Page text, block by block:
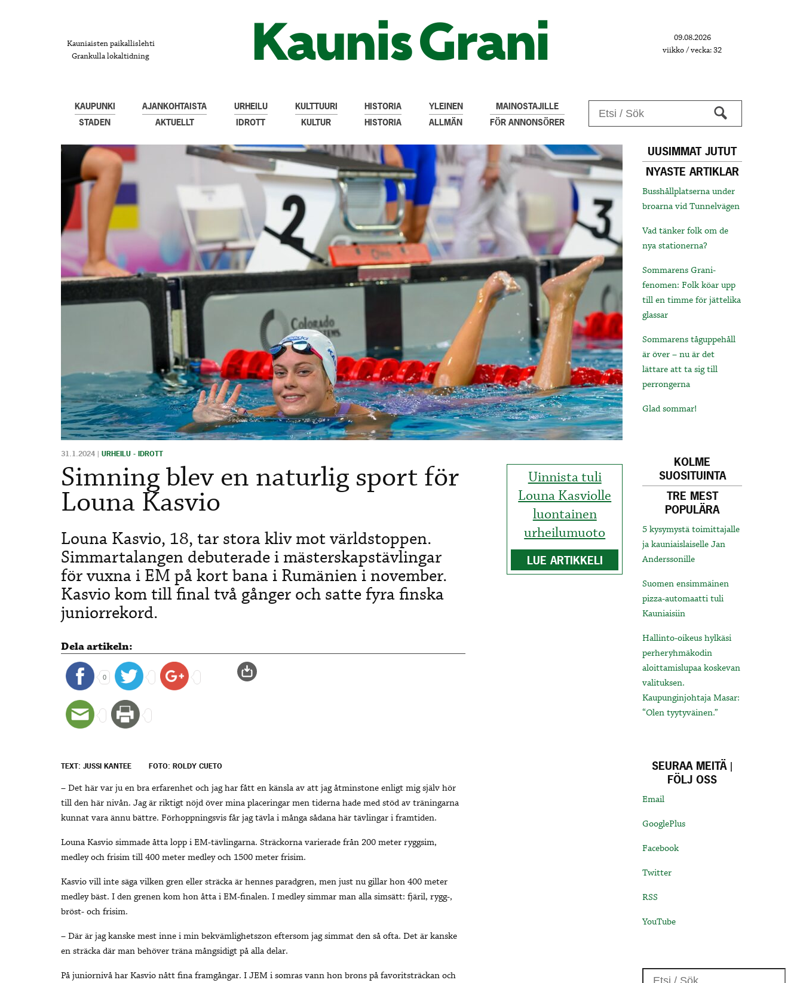
Kauniaisten paikallislehti
Grankulla lokaltidning
09.08.2026
viikko / vecka: 32
KAUPUNKI
STADEN
AJANKOHTAISTA
AKTUELLT
URHEILU
IDROTT
KULTTUURI
KULTUR
HISTORIA
HISTORIA
YLEINEN
ALLMÄN
MAINOSTAJILLE
FÖR ANNONSÖRER
Uinnista tuli
Louna Kasviolle
luontainen
urheilumuoto
LUE ARTIKKELI
31.1.2024 | URHEILU - IDROTT
Simning blev en naturlig sport för
Louna Kasvio
Louna Kasvio, 18, tar stora kliv mot världstoppen.
Simmartalangen debuterade i mästerskapstävlingar
för vuxna i EM på kort bana i Rumänien i november.
Kasvio kom till final två gånger och satte fyra finska
juniorrekord.
Dela artikeln:
0
TEXT: JUSSI KANTEE FOTO: ROLDY CUETO
– Det här var ju en bra erfarenhet och jag har fått en känsla av att jag åtminstone enligt mig själv hör
till den här nivån. Jag är riktigt nöjd över mina placeringar men tiderna hade med stöd av träningarna
kunnat vara ännu bättre. Förhoppningsvis får jag tävla i många sådana här tävlingar i framtiden.
Louna Kasvio simmade åtta lopp i EM-tävlingarna. Sträckorna varierade från 200 meter ryggsim,
medley och frisim till 400 meter medley och 1500 meter frisim.
Kasvio vill inte säga vilken gren eller sträcka är hennes paradgren, men just nu gillar hon 400 meter
medley bäst. I den grenen kom hon åtta i EM-finalen. I medley simmar man alla simsätt: fjäril, rygg-,
bröst- och frisim.
– Där är jag kanske mest inne i min bekvämlighetszon eftersom jag simmat den så ofta. Det är kanske
en sträcka där man behöver träna mångsidigt på alla delar.
På juniornivå har Kasvio nått fina framgångar. I JEM i somras vann hon brons på favoritsträckan och
UUSIMMAT JUTUT
NYASTE ARTIKLAR
Busshållplatserna under
broarna vid Tunnelvägen
Vad tänker folk om de
nya stationerna?
Sommarens Grani-
fenomen: Folk köar upp
till en timme för jättelika
glassar
Sommarens tåguppehåll
är över – nu är det
lättare att ta sig till
perrongerna
Glad sommar!
KOLME
SUOSITUINTA
TRE MEST
POPULÄRA
5 kysymystä toimittajalle
ja kauniaislaiselle Jan
Anderssonille
Suomen ensimmäinen
pizza-automaatti tuli
Kauniaisiin
Hallinto-oikeus hylkäsi
perheryhmäkodin
aloittamislupaa koskevan
valituksen.
Kaupunginjohtaja Masar:
“Olen tyytyväinen.”
SEURAA MEITÄ |
FÖLJ OSS
Email
GooglePlus
Facebook
Twitter
RSS
YouTube